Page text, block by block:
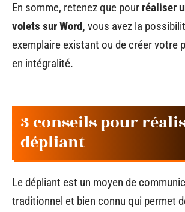
En somme, retenez que pour réaliser
volets sur Word, vous avez la
exemplaire existant ou de créer votre
en intégralité.
3 conseils pour
dépliant
Le dépliant est un moyen de
traditionnel et bien connu qui permet